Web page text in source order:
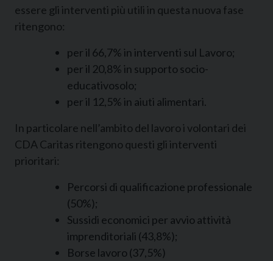
essere gli interventi più utili in questa nuova fase
ritengono:
per il 66,7% in interventi sul Lavoro;
per il 20,8% in supporto socio-
educativosolo;
per il 12,5% in aiuti alimentari.
In particolare nell’ambito del lavoro i volontari dei
CDA Caritas ritengono questi gli interventi
prioritari:
Percorsi di qualificazione professionale
(50%);
Sussidi economici per avvio attività
imprenditoriali (43,8%);
Borse lavoro (37,5%)